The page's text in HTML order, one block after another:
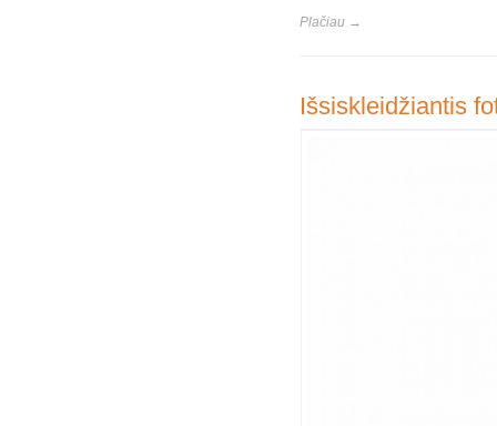
Plačiau →
Išsiskleidžiantis